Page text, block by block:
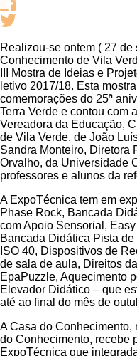
Realizou-se ontem ( 27
Conhecimento de Vila
III Mostra de Ideias e
letivo 2017/18. Esta
comemorações do 25ª
Terra Verde e contou com
Vereadora da Educação,
de Vila Verde, de João
Sandra Monteiro, Diretora
Orvalho, da Universidade
professores e alunos da
A ExpoTécnica tem em
Phase Rock, Bancada
com Apoio Sensorial,
Bancada Didática Pista
ISO 40, Dispositivos de
de sala de aula, Direitos
EpaPuzzle, Aquecimento
Elevador Didático – que
até ao final do mês de
A Casa do
do Conhecimento, recebe
ExpoTécnica que